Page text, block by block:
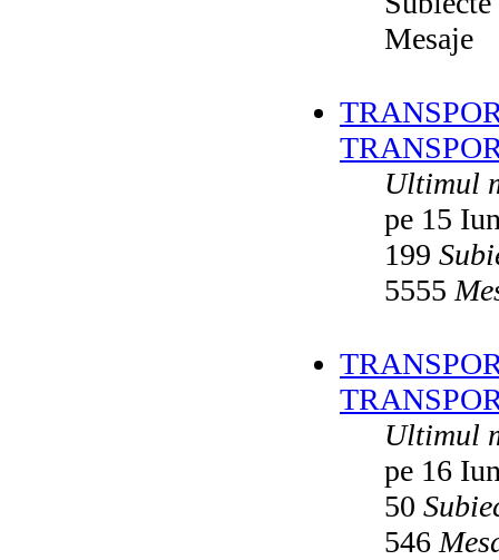
Mesaje
Ultimul
pe 15
199
5555
Ultimul
pe 16
50
546